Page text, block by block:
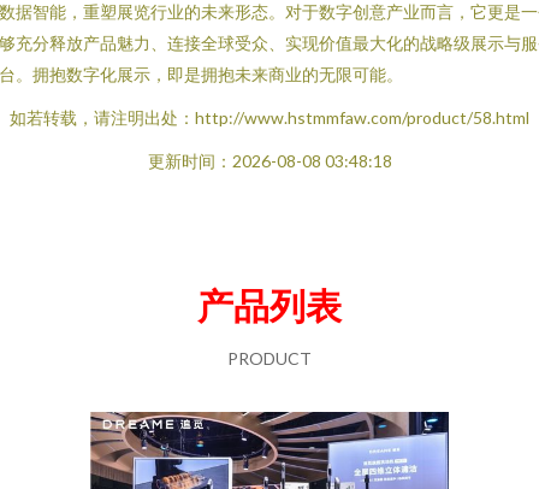
据智能，重塑展览行业的未来形态。对于数字创意产业而言，它更是
充分释放产品魅力、连接全球受众、实现价值最大化的战略级展示与
。拥抱数字化展示，即是拥抱未来商业的无限可能。
如若转载，请注明出处：http://www.hstmmfaw.com/product/58.html
更新时间：2026-08-08 03:48:18
产品列表
PRODUCT